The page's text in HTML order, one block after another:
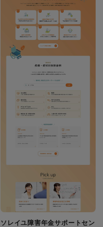
ソレイユ障害年金サポートセン